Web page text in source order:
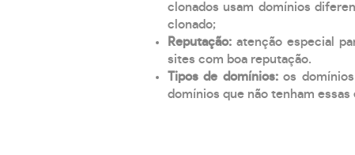
clonados usam domínios
clonado;
Reputação: atenção especial
sites com boa reputação.
Tipos de domínios:os
domínios que não tenham